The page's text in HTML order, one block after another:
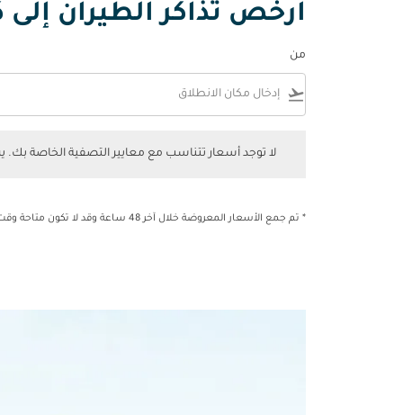
أرخص تذاكر الطيران إلى
من
flight_takeoff
لا توجد أسعار تتناسب مع معايير التصفية الخاصة
* تم جمع الأسعار المعروضة خلال آخر 48 ساعة وقد لا تكون متاحة وقت الحجز.